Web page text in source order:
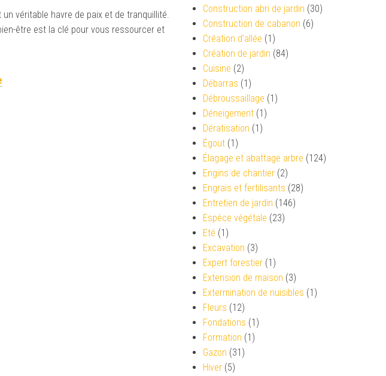
véritable havre de paix et de tranquillité.
être est la clé pour vous ressourcer et
Construction abri de jardin (30)
Construction de cabanon (6)
Création d’allée (1)
Création de jardin (84)
Cuisine (2)
Débarras (1)
Débroussaillage (1)
Déneigement (1)
Dératisation (1)
Égout (1)
Élagage et abattage arbre (124)
Engins de chantier (2)
Engrais et fertilisants (28)
Entretien de jardin (146)
Espèce végétale (23)
Eté (1)
Excavation (3)
Expert forestier (1)
Extension de maison (3)
Extermination de nuisibles (1)
Fleurs (12)
Fondations (1)
Formation (1)
Gazon (31)
Hiver (5)